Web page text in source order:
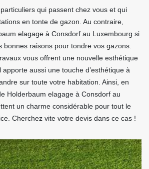
qui passent chez vous et qui
en tonte de gazon. Au contraire,
elagage à Consdorf au Luxembourg si
bonnes raisons pour tondre vos gazons.
vous offrent une nouvelle esthétique
aussi une touche d’esthétique à
sur toute votre habitation. Ainsi, en
Holderbaum elagage à Consdorf au
un charme considérable pour tout le
Cherchez vite votre devis dans ce cas !